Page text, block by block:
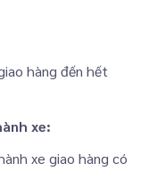
hàng đến hết
xe:
xe giao hàng có